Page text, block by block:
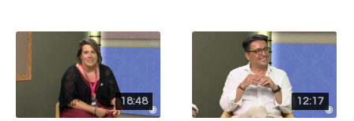
18:48 12:17